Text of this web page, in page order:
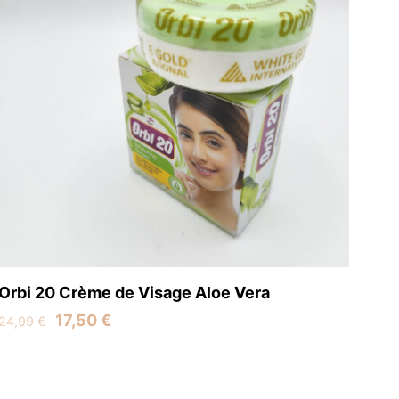
browser for the
Orbi 20 Crème de Visage Aloe Vera
€
Original
17,50€Current